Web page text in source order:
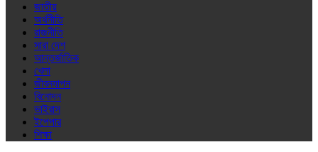
জাতীয়
অর্থনীতি
রাজনীতি
সারা দেশ
আন্তর্জাতিক
খেলা
জীবনযাপন
বিনোদন
ভাইরাস
ইপেপার
শিক্ষা